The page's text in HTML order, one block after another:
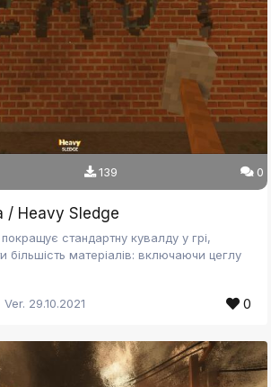
139 0
/ Heavy Sledge
стандартну кувалду у грі,
матеріалів: включаючи цеглу
29.10.2021 0